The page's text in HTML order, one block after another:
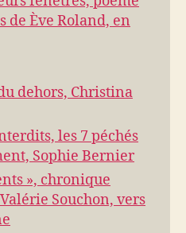
de Ève Roland, en
dehors, Christina
les 7 péchés
Sophie Bernier
», chronique
Souchon, vers